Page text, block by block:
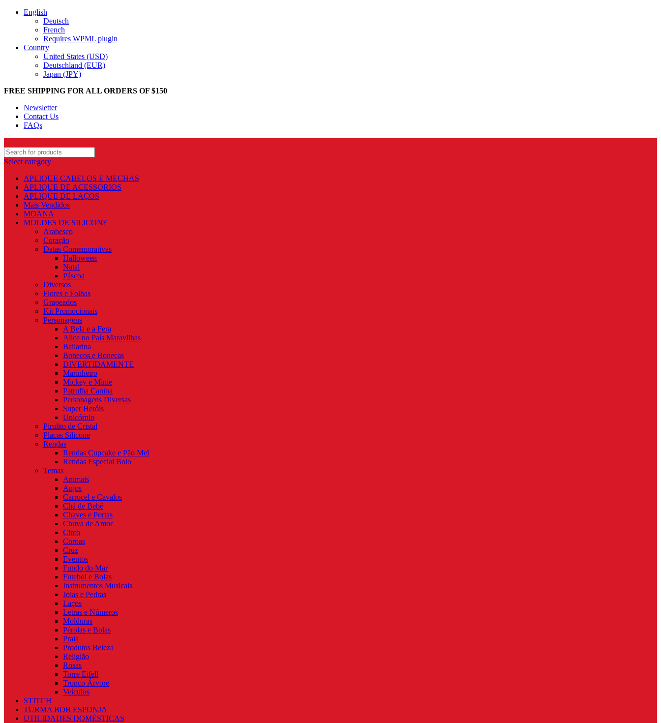
English
Deutsch
French
Requires WPML plugin
Country
United States (USD)
Deutschland (EUR)
Japan (JPY)
FREE SHIPPING FOR ALL ORDERS OF $150
Newsletter
Contact Us
FAQs
Select category
APLIQUE CABELOS E MECHAS
APLIQUE DE ACESSORIOS
APLIQUE DE LAÇOS
Mais Vendidos
MOANA
MOLDES DE SILICONE
Arabesco
Coração
Datas Comemorativas
Halloween
Natal
Páscoa
Diversos
Flores e Folhas
Grapeados
Kit Promocionais
Personagens
A Bela e a Fera
Alice no País Maravilhas
Bailarina
Bonecos e Bonecas
DIVERTIDAMENTE
Marinheiro
Mickey e Minie
Patrulha Canina
Personagens Diversas
Super Heróis
Unicórnio
Pirulito de Cristal
Placas Silicone
Rendas
Rendas Cupcake e Pão Mel
Rendas Especial Bolo
Temas
Animais
Anjos
Carrocel e Cavalos
Chá de Bebê
Chaves e Portas
Chuva de Amor
Circo
Coroas
Cruz
Eventos
Fundo do Mar
Futebol e Bolas
Instrumentos Musicais
Joias e Pedras
Laços
Letras e Números
Molduras
Pérolas e Bolas
Praia
Produtos Beleza
Religião
Rosas
Torre Eifell
Tronco Árvore
Veículos
STITCH
TURMA BOB ESPONJA
UTILIDADES DOMÉSTICAS